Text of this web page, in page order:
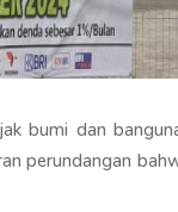
bumi dan
perundangan